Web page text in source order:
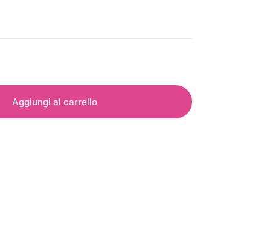
Aggiungi al carrello